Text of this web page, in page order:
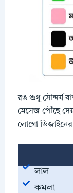
রঙ শুধু সৌন্দর্য
মেসেজ পৌঁছে
লোগো ডিজাইনের
লাল
কমলা